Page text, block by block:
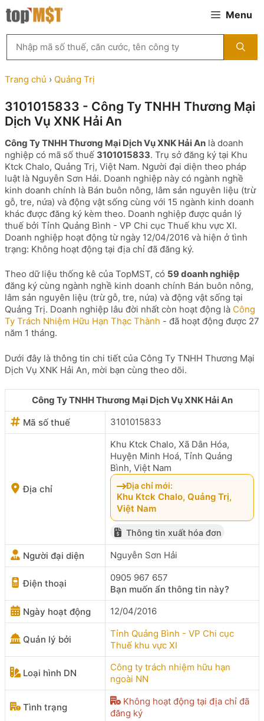
Chuyển
đến
Menu
kiếm
MST
theo
tên
ty,
người
diện
hoặc
mã
số
thuế
...
Trang chủ › Quảng Trị
3101015833 - Công Ty TNHH Thương Mại
Dịch Vụ XNK Hải An
Công Ty TNHH Thương Mại Dịch Vụ XNK Hải An là doanh
nghiệp có mã số thuế 3101015833. Trụ sở đăng ký tại Khu
Ktck Chalo, Quảng Trị, Việt Nam. Người đại diện theo pháp
luật là Nguyễn Sơn Hải. Doanh nghiệp này có ngành nghề
kinh doanh chính là Bán buôn nông, lâm sản nguyên liệu (trừ
gỗ, tre, nứa) và động vật sống cùng với 15 ngành kinh doanh
khác được đăng ký kèm theo. Doanh nghiệp được quản lý
thuế bởi Tỉnh Quảng Bình - VP Chi cục Thuế khu vực XI.
Doanh nghiệp hoạt động từ ngày 12/04/2016 và hiện ở tình
trạng: Không hoạt động tại địa chỉ đã đăng ký.
Theo dữ liệu thống kê của TopMST, có 59 doanh nghiệp
đăng ký cùng ngành nghề kinh doanh chính Bán buôn nông,
lâm sản nguyên liệu (trừ gỗ, tre, nứa) và động vật sống tại
Quảng Trị. Doanh nghiệp lâu đời nhất còn hoạt động là Công
Ty Trách Nhiệm Hữu Hạn Thạc Thành - đã hoạt động được 27
năm 1 tháng.
Dưới đây là thông tin chi tiết của Công Ty TNHH Thương Mại
Dịch Vụ XNK Hải An, mời bạn cùng theo dõi.
Công Ty TNHH Thương Mại Dịch Vụ XNK Hải An
Mã số thuế
3101015833
Địa chỉ
Khu Ktck Chalo, Xã Dân Hóa,
Huyện Minh Hoá, Tỉnh Quảng
Bình, Việt Nam
Địa chỉ mới:
Khu Ktck Chalo, Quảng Trị,
Việt Nam
Thông tin xuất hóa đơn
Người đại diện Nguyễn Sơn Hải
Điện thoại
0905 967 657
Bạn muốn ẩn thông tin này?
Ngày hoạt động
12/04/2016
Quản lý bởi
Tỉnh Quảng Bình - VP Chi cục
Thuế khu vực XI
Loại hình DN
Công ty trách nhiệm hữu hạn
ngoài NN
Tình trạng
Không hoạt động tại địa chỉ đã
đăng ký